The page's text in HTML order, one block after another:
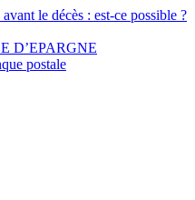
le décès : est-ce possible ?
D’EPARGNE
postale